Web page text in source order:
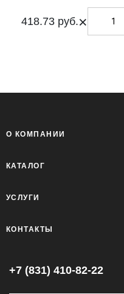
418.73 руб.×
О КОМПАНИИ
КАТАЛОГ
УСЛУГИ
КОНТАКТЫ
+7 (831) 410-82-22